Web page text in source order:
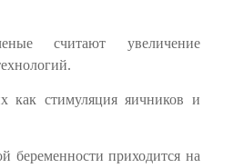
считают увеличение
как стимуляция яичников и
беременности приходится на